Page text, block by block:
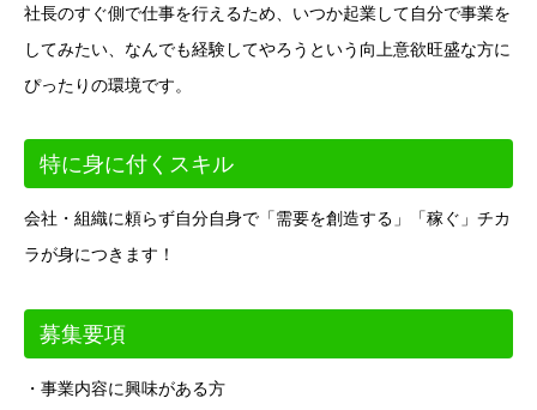
社長のすぐ側で仕事を行えるため、いつか起業して自分で事業を
してみたい、なんでも経験してやろうという向上意欲旺盛な方に
ぴったりの環境です。
特に身に付くスキル
会社・組織に頼らず自分自身で「需要を創造する」「稼ぐ」チカ
ラが身につきます！
募集要項
・事業内容に興味がある方